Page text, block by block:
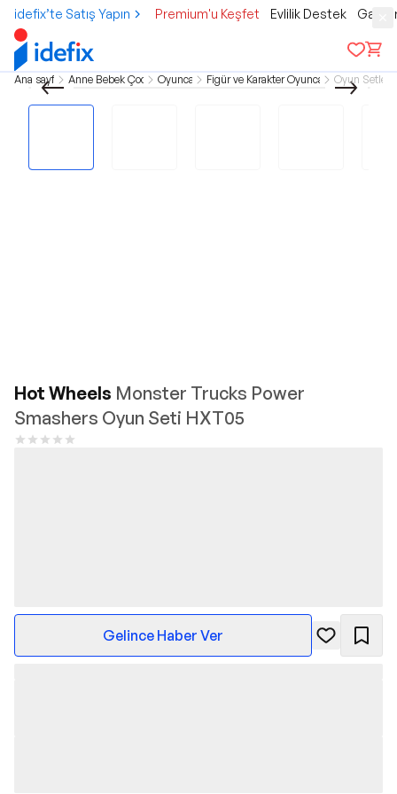
idefix’te Satış Yapın Premium'u Keşfet Evlilik Destek
Ana sayfa Anne Bebek Çocuk Oyuncak Figür ve Karakter OyuncaklarOyun Setleri
Hot Wheels Monster Trucks Power
Smashers Oyun Seti HXT05
Gelince Haber Ver